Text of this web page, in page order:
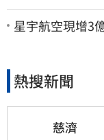
臉：我從來不
星宇航空現增3
熱搜新聞
慈濟